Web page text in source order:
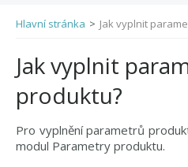
Hlavní stránka > Jak vyplnit
Jak vyplnit
produktu?
Pro vyplnění parametrů
modul Parametry produktu.